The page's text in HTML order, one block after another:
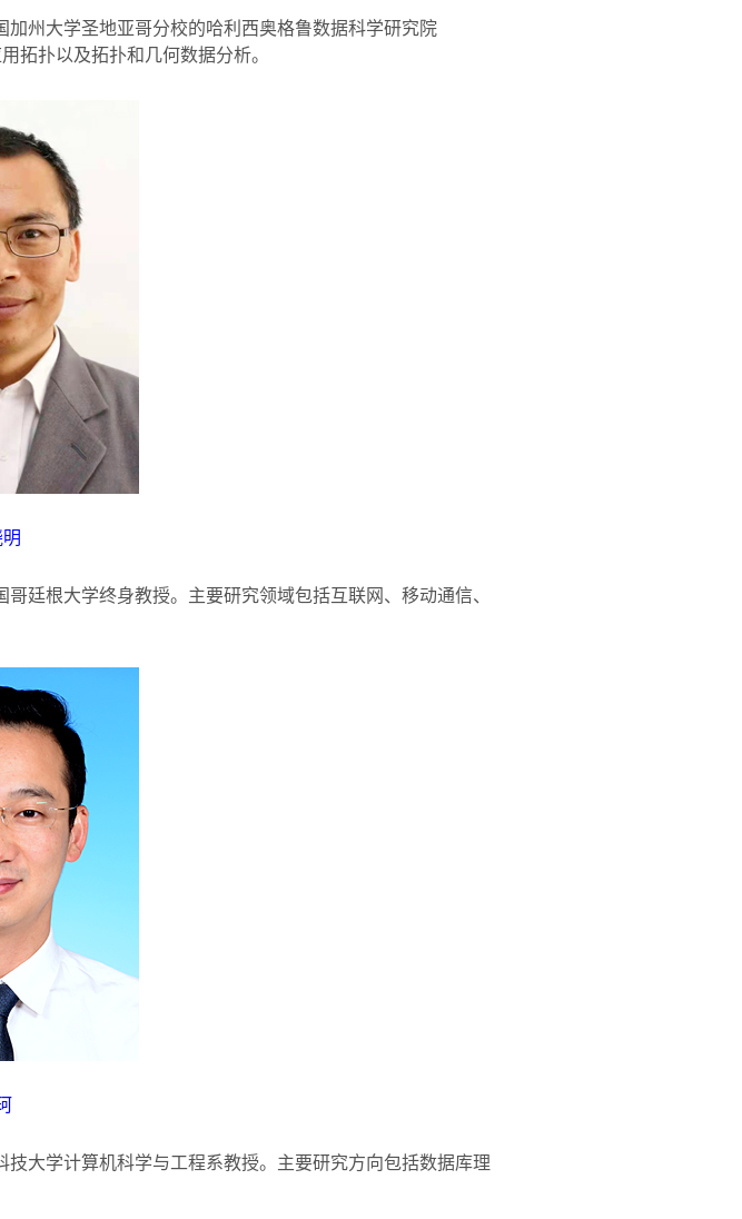
州大学圣地亚哥分校的哈利西奥格鲁数据科学研究院
拓扑以及拓扑和几何数据分析。
廷根大学终身教授。主要研究领域包括互联网、移动通信、
大学计算机科学与工程系教授。主要研究方向包括数据库理